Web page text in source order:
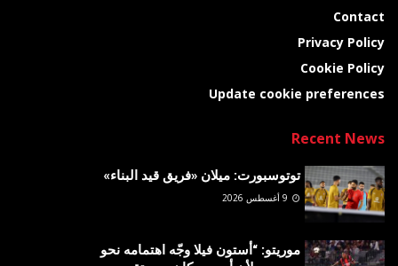
Contact
Privacy Policy
Cookie Policy
Update cookie preferences
Recent News
توتوسبورت: ميلان «فريق قيد البناء»
موريتو: “أستون فيلا وجّه اهتمامه نحو